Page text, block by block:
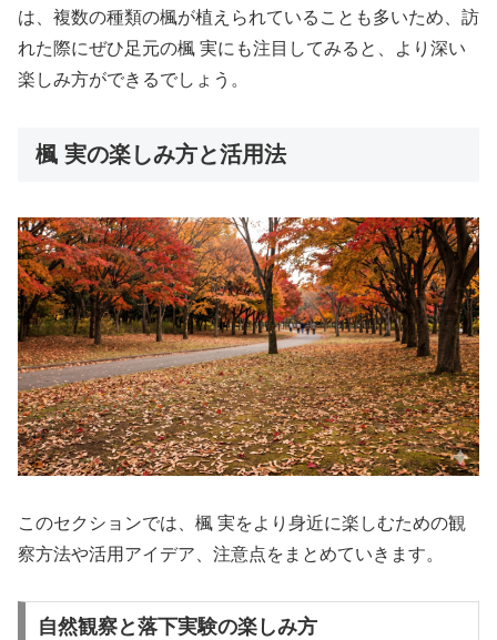
は、複数の種類の楓が植えられていることも多いため、訪
れた際にぜひ足元の楓 実にも注目してみると、より深い
楽しみ方ができるでしょう。
楓 実の楽しみ方と活用法
このセクションでは、楓 実をより身近に楽しむための観
察方法や活用アイデア、注意点をまとめていきます。
自然観察と落下実験の楽しみ方